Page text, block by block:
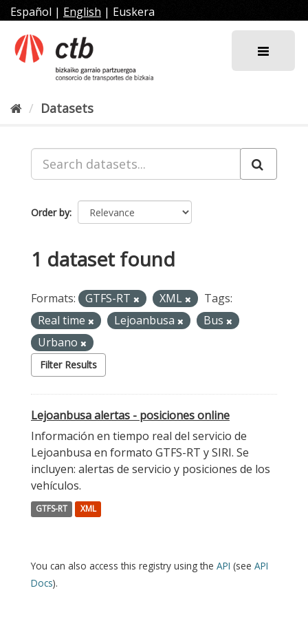
Skip
to
content
Español | English | Euskera
Datasets
Order by
1 dataset found
Formats: GTFS-RT XML
Tags:
Real time
Lejoanbusa
Bus
Urbano
Filter Results
Lejoanbusa alertas - posiciones online
Información en tiempo real del servicio de
Lejoanbusa en formato GTFS-RT y SIRI. Se
incluyen: alertas de servicio y posiciones de los
vehículos.
GTFS-RT XML
You can also access this registry using the API (see API
Docs).